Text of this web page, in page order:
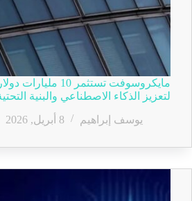
مايكروسوفت تستثمر 10
لتعزيز الذكاء الاصطناعي والبنية
يوسف إبراهيم
8 أبريل, 2026